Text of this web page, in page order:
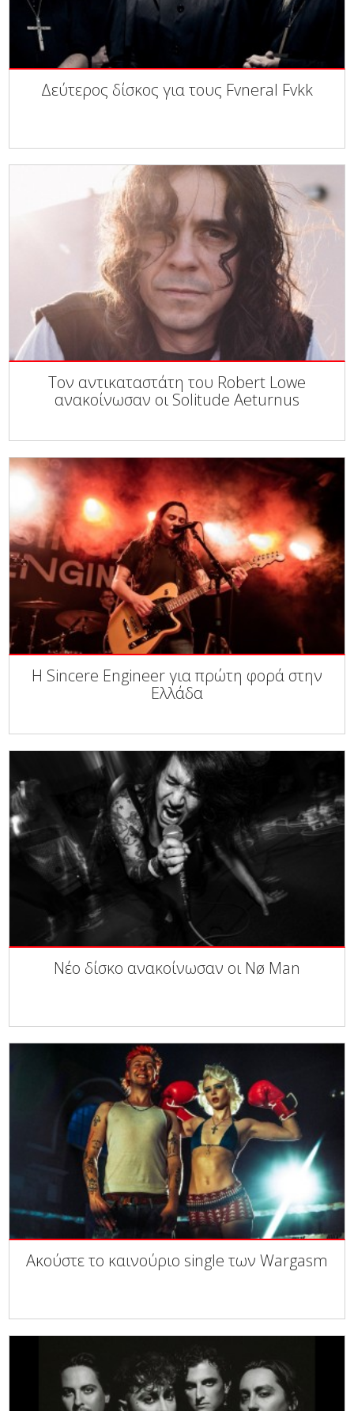
Δεύτερος δίσκος για τους Fvneral Fvkk
Τον αντικαταστάτη του Robert Lowe
ανακοίνωσαν οι Solitude Aeturnus
Η Sincere Engineer για πρώτη φορά στην
Ελλάδα
Νέο δίσκο ανακοίνωσαν οι Nø Man
Ακούστε το καινούριο single των Wargasm